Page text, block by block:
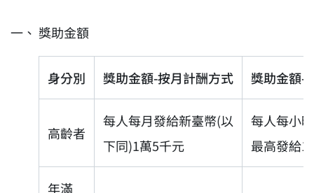
獎助金額
身分別 獎助金額-按月計酬方式 獎助金額-
高齡者
每人每月發給新臺幣(以
下同)1萬5千元
每人每小
最高發給1
年滿